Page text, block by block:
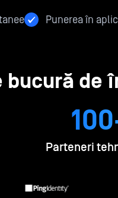
Punerea în
bucură
Parteneri